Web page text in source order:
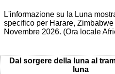
L'informazione su la Luna
specifico per Harare,
Novembre 2026. (Ora locale
Dal sorgere della luna al
luna